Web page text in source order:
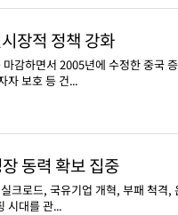
장적 정책 강화
감하면서 2005년에 수정한 중국
자 보호 등 건...
동력 확보 집중
크로드, 국유기업 개혁, 부패 척
시대를 관...